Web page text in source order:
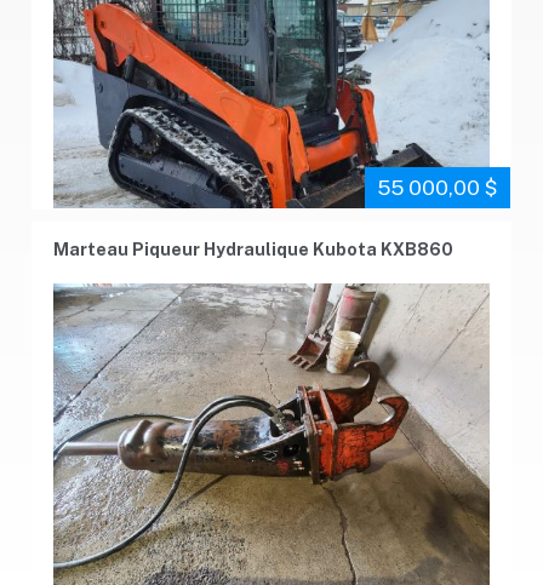
55 000,00 $
Marteau Piqueur Hydraulique Kubota KXB860